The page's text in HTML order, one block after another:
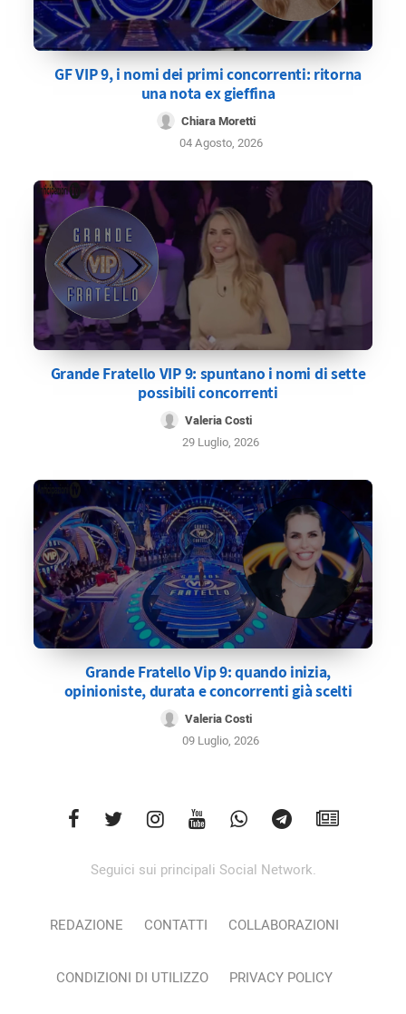
GF VIP 9, i nomi dei primi concorrenti: ritorna
una nota ex gieffina
Chiara Moretti
04 Agosto, 2026
Grande Fratello VIP 9: spuntano i nomi di sette
possibili concorrenti
Valeria Costi
29 Luglio, 2026
Grande Fratello Vip 9: quando inizia,
opinioniste, durata e concorrenti già scelti
Valeria Costi
09 Luglio, 2026
Seguici sui principali Social Network.
REDAZIONE CONTATTI COLLABORAZIONI
CONDIZIONI DI UTILIZZO PRIVACY POLICY